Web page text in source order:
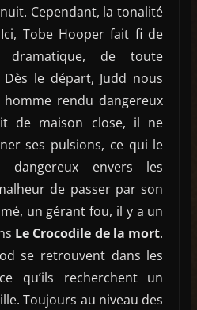
Cependant, la tonalité
Tobe Hooper fait fi de
dramatique, de toute
le départ, Judd nous
rendu dangereux
de maison close, il ne
ses pulsions, ce qui le
dangereux envers les
de passer par son
un gérant fou, il y a un
Le Crocodile de la mort.
se retrouvent dans les
qu’ils recherchent un
Toujours au niveau des